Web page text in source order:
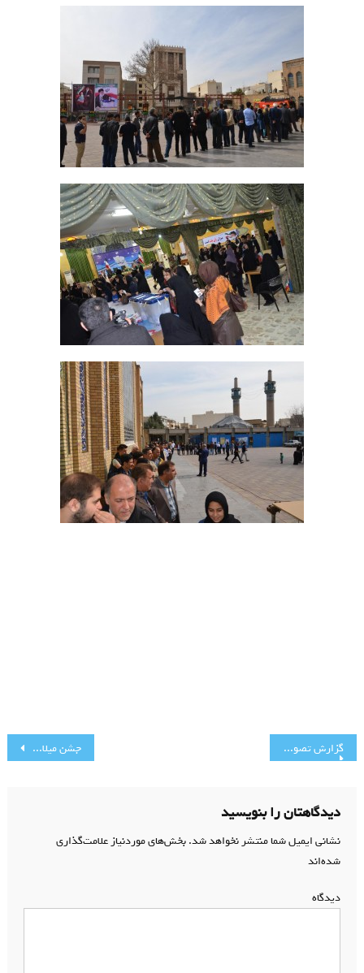
راهبری
جشن میلاد توسط هیئت ام المصائب حضرت زینب کبری (س) گزارش تصویری انتخابات (2)
دیدگاهتان را بنویسید
نشانی ایمیل شما منتشر نخواهد شد.بخش‌های موردنیاز علامت‌گذاری
شده‌اند
دیدگاه